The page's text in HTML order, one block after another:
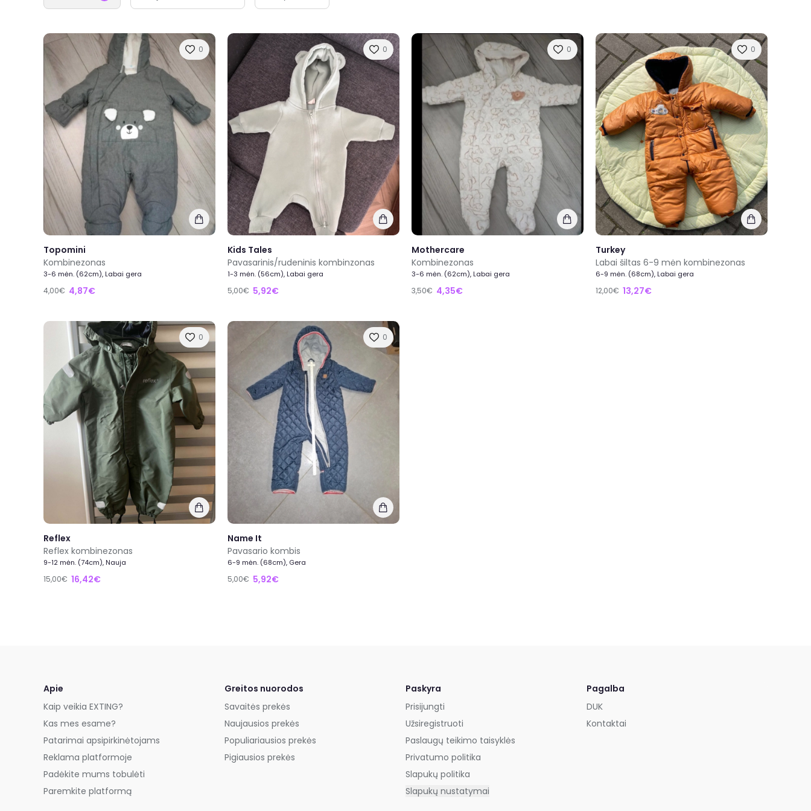
0
Topomini
Kombinezonas
3-6 mėn. (62cm), Labai gera
4,00€ 4,87€
0
Kids Tales
Pavasarinis/rudeninis kombinzonas
1-3 mėn. (56cm), Labai gera
5,00€ 5,92€
0
Mothercare
Kombinezonas
3-6 mėn. (62cm), Labai gera
3,50€ 4,35€
0
Turkey
Labai šiltas 6-9 mėn kombinezonas
6-9 mėn. (68cm), Labai gera
12,00€ 13,27€
0
Reflex
Reflex kombinezonas
9-12 mėn. (74cm), Nauja
15,00€ 16,42€
0
Name It
Pavasario kombis
6-9 mėn. (68cm), Gera
5,00€ 5,92€
Apie
Kaip veikia EXTING?
Kas mes esame?
Patarimai apsipirkinėtojams
Reklama platformoje
Padėkite mums tobulėti
Paremkite platformą
Greitos nuorodos
Savaitės prekės
Naujausios prekės
Populiariausios prekės
Pigiausios prekės
Paskyra
Prisijungti
Užsiregistruoti
Paslaugų teikimo taisyklės
Privatumo politika
Slapukų politika
Slapukų nustatymai
Pagalba
DUK
Kontaktai